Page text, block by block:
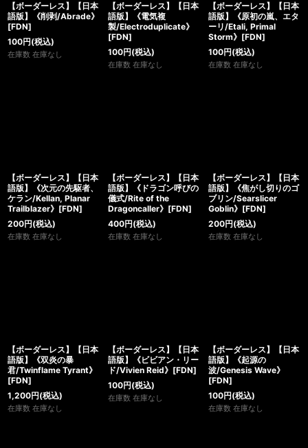
【ボーダーレス】【日本
語版】《削剥/Abrade》
[FDN]
100円(税込)
在庫数 在庫なし
【ボーダーレス】【日本
語版】《電気複
製/Electroduplicate》
[FDN]
100円(税込)
在庫数 在庫なし
【ボーダーレス】【日本
語版】《原初の嵐、エタ
ーリ/Etali, Primal
Storm》[FDN]
100円(税込)
在庫数 在庫なし
【ボーダーレス】【日本
語版】《次元の先駆者、
ケラン/Kellan, Planar
Trailblazer》[FDN]
200円(税込)
在庫数 在庫なし
【ボーダーレス】【日本
語版】《ドラゴン呼びの
儀式/Rite of the
Dragoncaller》[FDN]
400円(税込)
在庫数 在庫なし
【ボーダーレス】【日本
語版】《焦がし切りのゴ
ブリン/Searslicer
Goblin》[FDN]
200円(税込)
在庫数 在庫なし
【ボーダーレス】【日本
語版】《双炎の暴
君/Twinflame Tyrant》
[FDN]
1,200円(税込)
在庫数 在庫なし
【ボーダーレス】【日本
語版】《ビビアン・リー
ド/Vivien Reid》[FDN]
100円(税込)
在庫数 在庫なし
【ボーダーレス】【日本
語版】《起源の
波/Genesis Wave》
[FDN]
100円(税込)
在庫数 在庫なし